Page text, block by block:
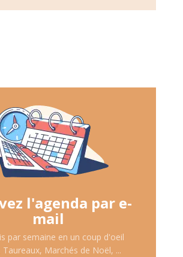
l'agenda par e-
mail
par semaine en un coup d'oeil
Taureaux, Marchés de Noël, ...